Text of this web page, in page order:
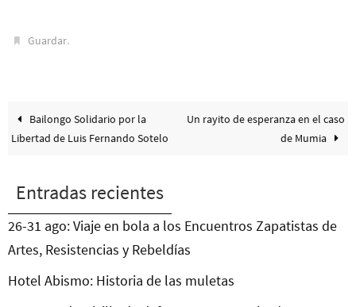
Guardar.
Bailongo Solidario por la
Libertad de Luis Fernando Sotelo
Un rayito de esperanza en el caso
de Mumia
Entradas recientes
26-31 ago: Viaje en bola a los Encuentros Zapatistas de
Artes, Resistencias y Rebeldías
Hotel Abismo: Historia de las muletas